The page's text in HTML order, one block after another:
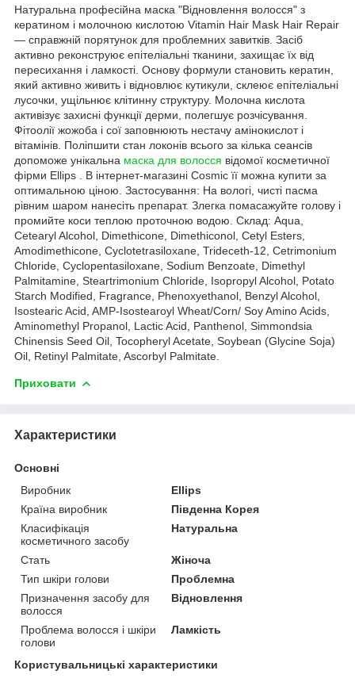
Натуральна професійна маска "Відновлення волосся" з
кератином і молочною кислотою Vitamin Hair Mask Hair Repair
— справжній порятунок для проблемних завитків. Засіб
активно реконструює епітеліальні тканини, захищає їх від
пересихання і ламкості. Основу формули становить кератин,
який активно живить і відновлює кутикули, склеює епітеліальні
лусочки, ущільнює клітинну структуру. Молочна кислота
активізує захисні функції дерми, полегшує розчісування.
Фітоолії жожоба і сої заповнюють нестачу амінокислот і
вітамінів. Поліпшити стан локонів всього за кілька сеансів
допоможе унікальна маска для волосся відомої косметичної
фірми Ellips . В інтернет-магазині Cosmic її можна купити за
оптимальною ціною. Застосування: На вологі, чисті пасма
рівним шаром нанесіть препарат. Злегка помасажуйте голову і
промийте коси теплою проточною водою. Склад: Aqua,
Cetearyl Alcohol, Dimethicone, Dimethiconol, Cetyl Esters,
Amodimethicone, Cyclotetrasiloxane, Trideceth-12, Cetrimonium
Chloride, Cyclopentasiloxane, Sodium Benzoate, Dimethyl
Palmitamine, Steartrimonium Chloride, Isopropyl Alcohol, Potato
Starch Modified, Fragrance, Phenoxyethanol, Benzyl Alcohol,
Isostearic Acid, AMP-Isostearoyl Wheat/Corn/ Soy Amino Acids,
Aminomethyl Propanol, Lactic Acid, Panthenol, Simmondsia
Chinensis Seed Oil, Tocopheryl Acetate, Soybean (Glycine Soja)
Oil, Retinyl Palmitate, Ascorbyl Palmitate.
Приховати
Характеристики
Основні
Виробник
Ellips
Країна виробник
Південна Корея
Класифікація
косметичного засобу
Натуральна
Стать
Жіноча
Тип шкіри голови
Проблемна
Призначення засобу для
волосся
Відновлення
Проблема волосся і шкіри
голови
Ламкість
Користувальницькі характеристики